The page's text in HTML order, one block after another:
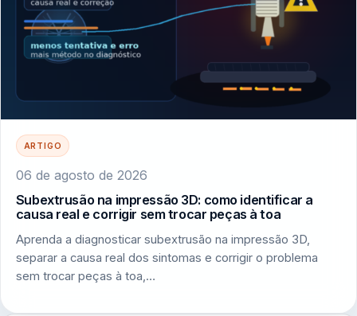
ARTIGO
06 de agosto de 2026
Subextrusão na impressão 3D: como identificar a
causa real e corrigir sem trocar peças à toa
Aprenda a diagnosticar subextrusão na impressão 3D,
separar a causa real dos sintomas e corrigir o problema
sem trocar peças à toa,…